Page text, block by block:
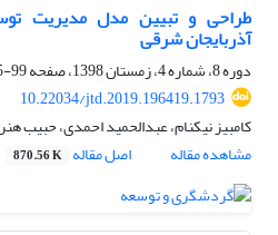
طراحی و تبیین مدل مدیریت
آذربایجان شرقی
دوره 8، شماره 4، زمستان 1398، صفحه
99-125
10.22034/jtd.2019.196419.1793
کامبیز نیکنام، عبدالحمید احمدی، حبیب
مشاهده مقاله
اصل مقاله 870.56 K